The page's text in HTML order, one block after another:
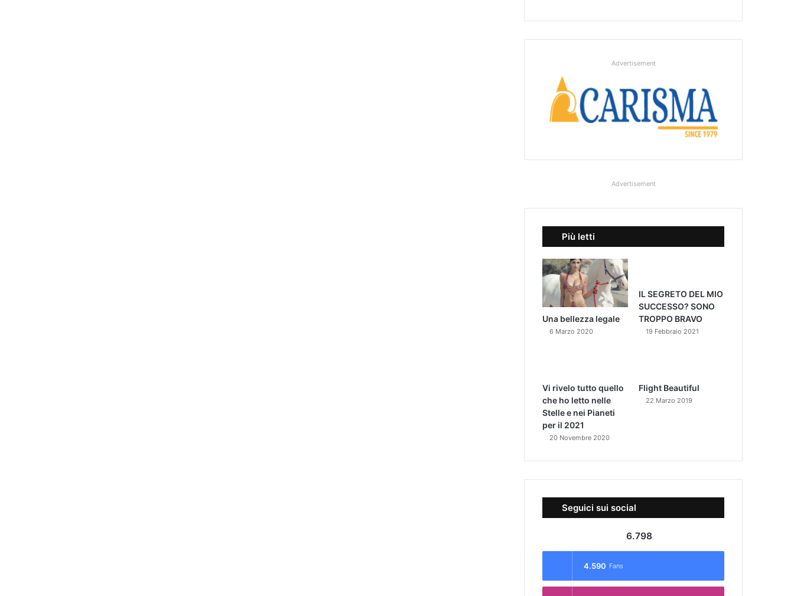
Advertisement
Advertisement
Più letti
Una bellezza legale
6 Marzo 2020
IL SEGRETO DEL MIO
SUCCESSO? SONO
TROPPO BRAVO
19 Febbraio 2021
Vi rivelo tutto quello
che ho letto nelle
Stelle e nei Pianeti
per il 2021
20 Novembre 2020
Flight Beautiful
22 Marzo 2019
Seguici sui social
6.798
4.590 Fans